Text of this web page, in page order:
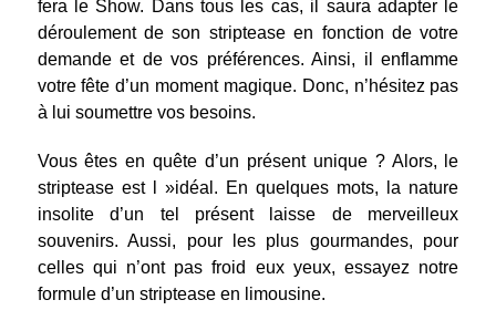
fera le Show. Dans tous les cas, il saura adapter le
déroulement de son striptease en fonction de votre
demande et de vos préférences. Ainsi, il enflamme
votre fête d’un moment magique. Donc, n’hésitez pas
à lui soumettre vos besoins.
Vous êtes en quête d’un présent unique ? Alors, le
striptease est l »idéal. En quelques mots, la nature
insolite d’un tel présent laisse de merveilleux
souvenirs. Aussi, pour les plus gourmandes, pour
celles qui n’ont pas froid eux yeux, essayez notre
formule d’un striptease en limousine.